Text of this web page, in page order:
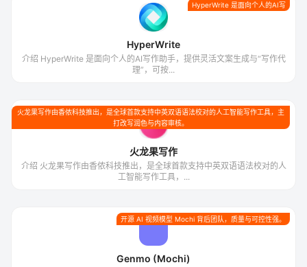
HyperWrite 是面向个人的AI写
HyperWrite
介绍 HyperWrite 是面向个人的AI写作助手，提供灵活文案生成与“写作代
理”，可按...
火龙果写作由香侬科技推出，是全球首款支持中英双语语法校对的人工智能写作工具，主
打改写润色与内容审核。
火龙果写作
介绍 火龙果写作由香侬科技推出，是全球首款支持中英双语语法校对的人
工智能写作工具，...
开源 AI 视频模型 Mochi 背后团队，质量与可控性强。
Genmo (Mochi)